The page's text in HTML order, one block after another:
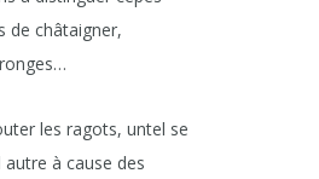
de châtaigner,
les ragots, untel se
à cause des